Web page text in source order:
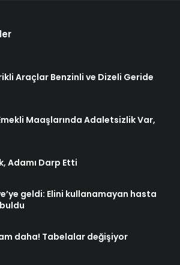
Araçlar Benzinli ve Dizeli Geride
Maaşlarında Adaletsizlik Var,
Adamı Darp Etti
geldi: Elini kullanamayan hasta
daha! Tabelalar değişiyor